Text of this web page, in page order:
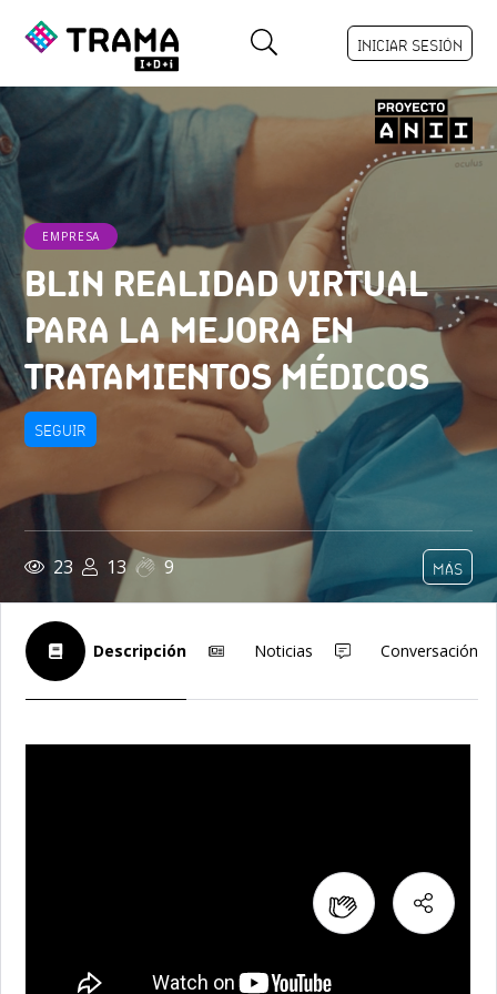
INICIAR SESIÓN
EMPRESA
BLIN REALIDAD VIRTUAL
PARA LA MEJORA EN
TRATAMIENTOS MÉDICOS
SEGUIR
23 13 9 MÁS
Descripción Noticias Conversación